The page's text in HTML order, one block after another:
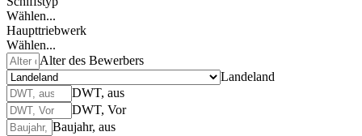
Wählen...
Haupttriebwerk
Wählen...
Alter des Bewerbers
Landeland
DWT, aus
DWT, Vor
Baujahr, aus